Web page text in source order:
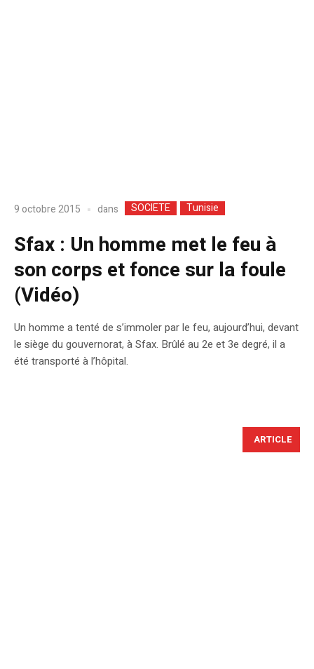
9 octobre 2015 dans SOCIETE Tunisie
Sfax : Un homme met le feu à
son corps et fonce sur la foule
(Vidéo)
Un homme a tenté de s’immoler par le feu, aujourd’hui, devant
le siège du gouvernorat, à Sfax. Brûlé au 2e et 3e degré, il a
été transporté à l’hôpital.
ARTICLE